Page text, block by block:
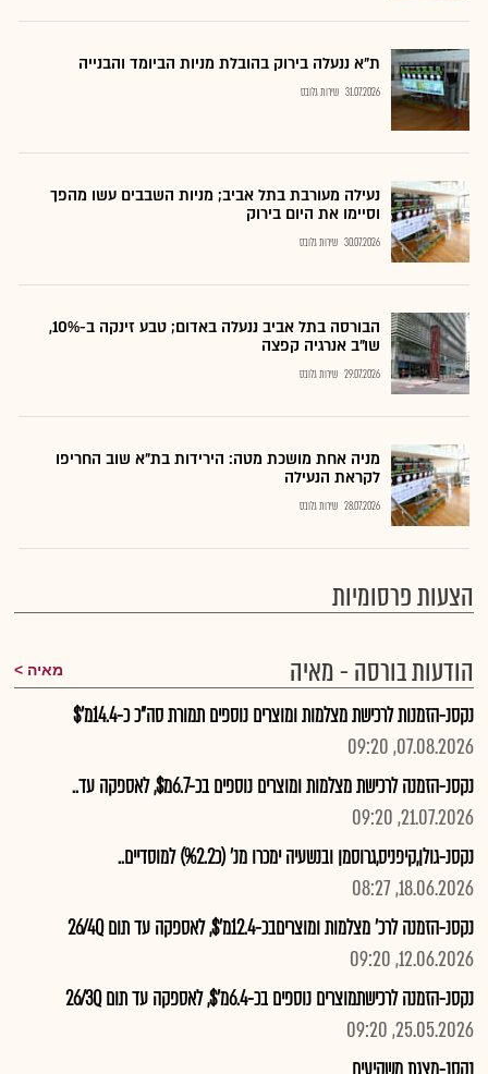
ת"א ננעלה בירוק בהובלת מניות הביומד והבנייה
31.07.2026 שירות גלובס
נעילה מעורבת בתל אביב; מניות השבבים עשו מהפך
וסיימו את היום בירוק
30.07.2026 שירות גלובס
הבורסה בתל אביב ננעלה באדום; טבע זינקה ב-10%,
שו"ב אנרגיה קפצה
29.07.2026 שירות גלובס
מניה אחת מושכת מטה: הירידות בת"א שוב החריפו
לקראת הנעילה
28.07.2026 שירות גלובס
הצעות פרסומיות
הודעות בורסה - מאיה
מאיה
נקסנ-הזמנות לרכישת מצלמות ומוצרים נוספים תמורת סה"כ כ-14.4מ'$
07.08.2026, 09:20
נקסנ-הזמנה לרכישת מצלמות ומוצרים נוספים בכ-6.7מ$, לאספקה עד..
21.07.2026, 09:20
נקסנ-גולן,קיפניס,גרוסמן ובנשעיה ימכרו מנ' (כ%2.2) למוסדיים..
18.06.2026, 08:27
נקסנ-הזמנה לרכ' מצלמות ומוצריםבכ-12.4מ'$, לאספקה עד תום 26/4Q
12.06.2026, 09:20
נקסנ-הזמנה לרכישתמוצרים נוספים בכ-6.4מ'$, לאספקה עד תום 26/3Q
25.05.2026, 09:20